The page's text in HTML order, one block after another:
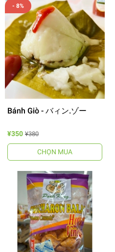
- 8%
Bánh Giò - バィン.ゾー
¥350 ¥380
CHỌN MUA